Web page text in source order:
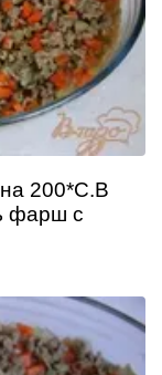
на 200*С.В
фарш с